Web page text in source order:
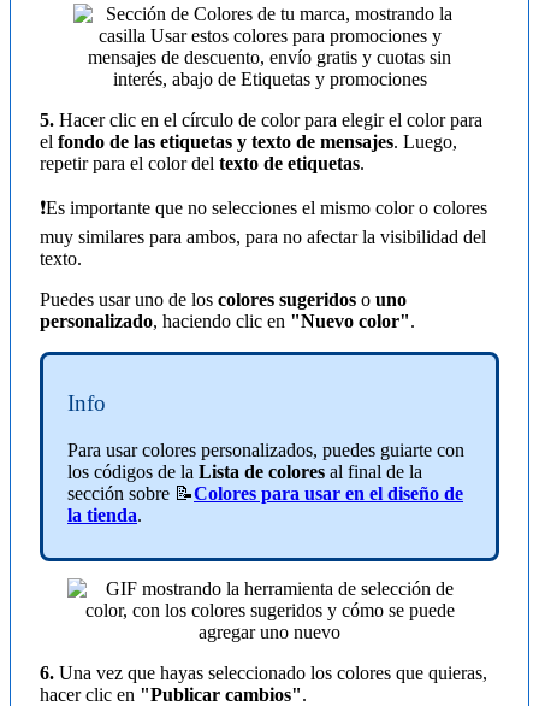
5. Hacer clic en el círculo de color para elegir el color para
el fondo de las etiquetas y texto de mensajes. Luego,
repetir para el color del texto de etiquetas.
❗Es importante que no selecciones el mismo color o colores
muy similares para ambos, para no afectar la visibilidad del
texto.
Puedes usar uno de los colores sugeridos o uno
personalizado, haciendo clic en "Nuevo color".
Info
Para usar colores personalizados, puedes guiarte con
los códigos de la Lista de colores al final de la
sección sobre 📝Colores para usar en el diseño de
la tienda.
6. Una vez que hayas seleccionado los colores que quieras,
hacer clic en "Publicar cambios".